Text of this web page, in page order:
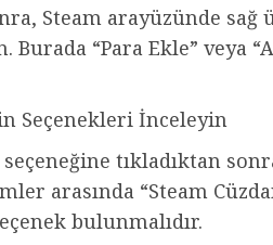
Steam arayüzünde sağ
“Para Ekle” veya
Seçenekleri İnceleyin
seçeneğine tıkladıktan
arasında “Steam
bulunmalıdır.